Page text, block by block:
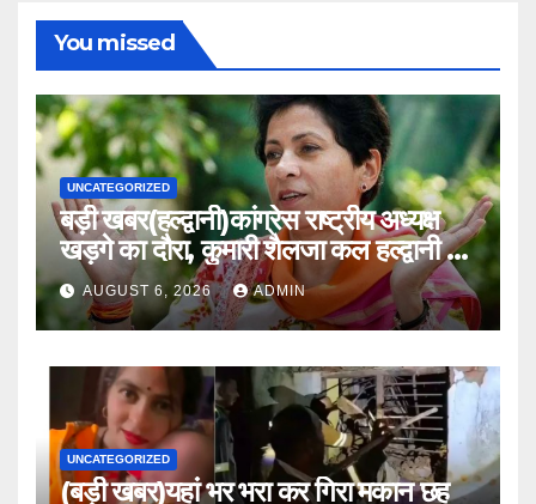
You missed
UNCATEGORIZED
बड़ी खबर(हल्द्वानी)कांग्रेस राष्ट्रीय अध्यक्ष
खड़गे का दौरा, कुमारी शैलजा कल हल्द्वानी में
।।AUGUST 6, 2026 ADMIN
UNCATEGORIZED
(बड़ी खबर)यहां भर भरा कर गिरा मकान छह